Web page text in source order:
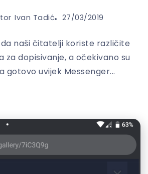
Ivan Tadić 27/03/2019
naši čitatelji koriste različite
za dopisivanje, a očekivano su
gotovo uvijek Messenger...